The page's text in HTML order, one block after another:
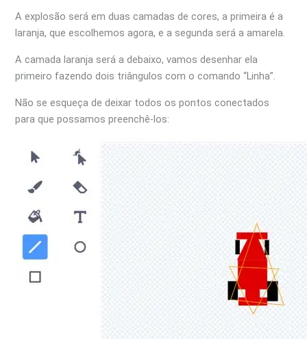
A explosão será em duas camadas de cores, a primeira é a
laranja, que escolhemos agora, e a segunda será a amarela.
A camada laranja será a debaixo, vamos desenhar ela
primeiro fazendo dois triângulos com o comando “Linha”.
Não se esqueça de deixar todos os pontos conectados
para que possamos preenchê-los: